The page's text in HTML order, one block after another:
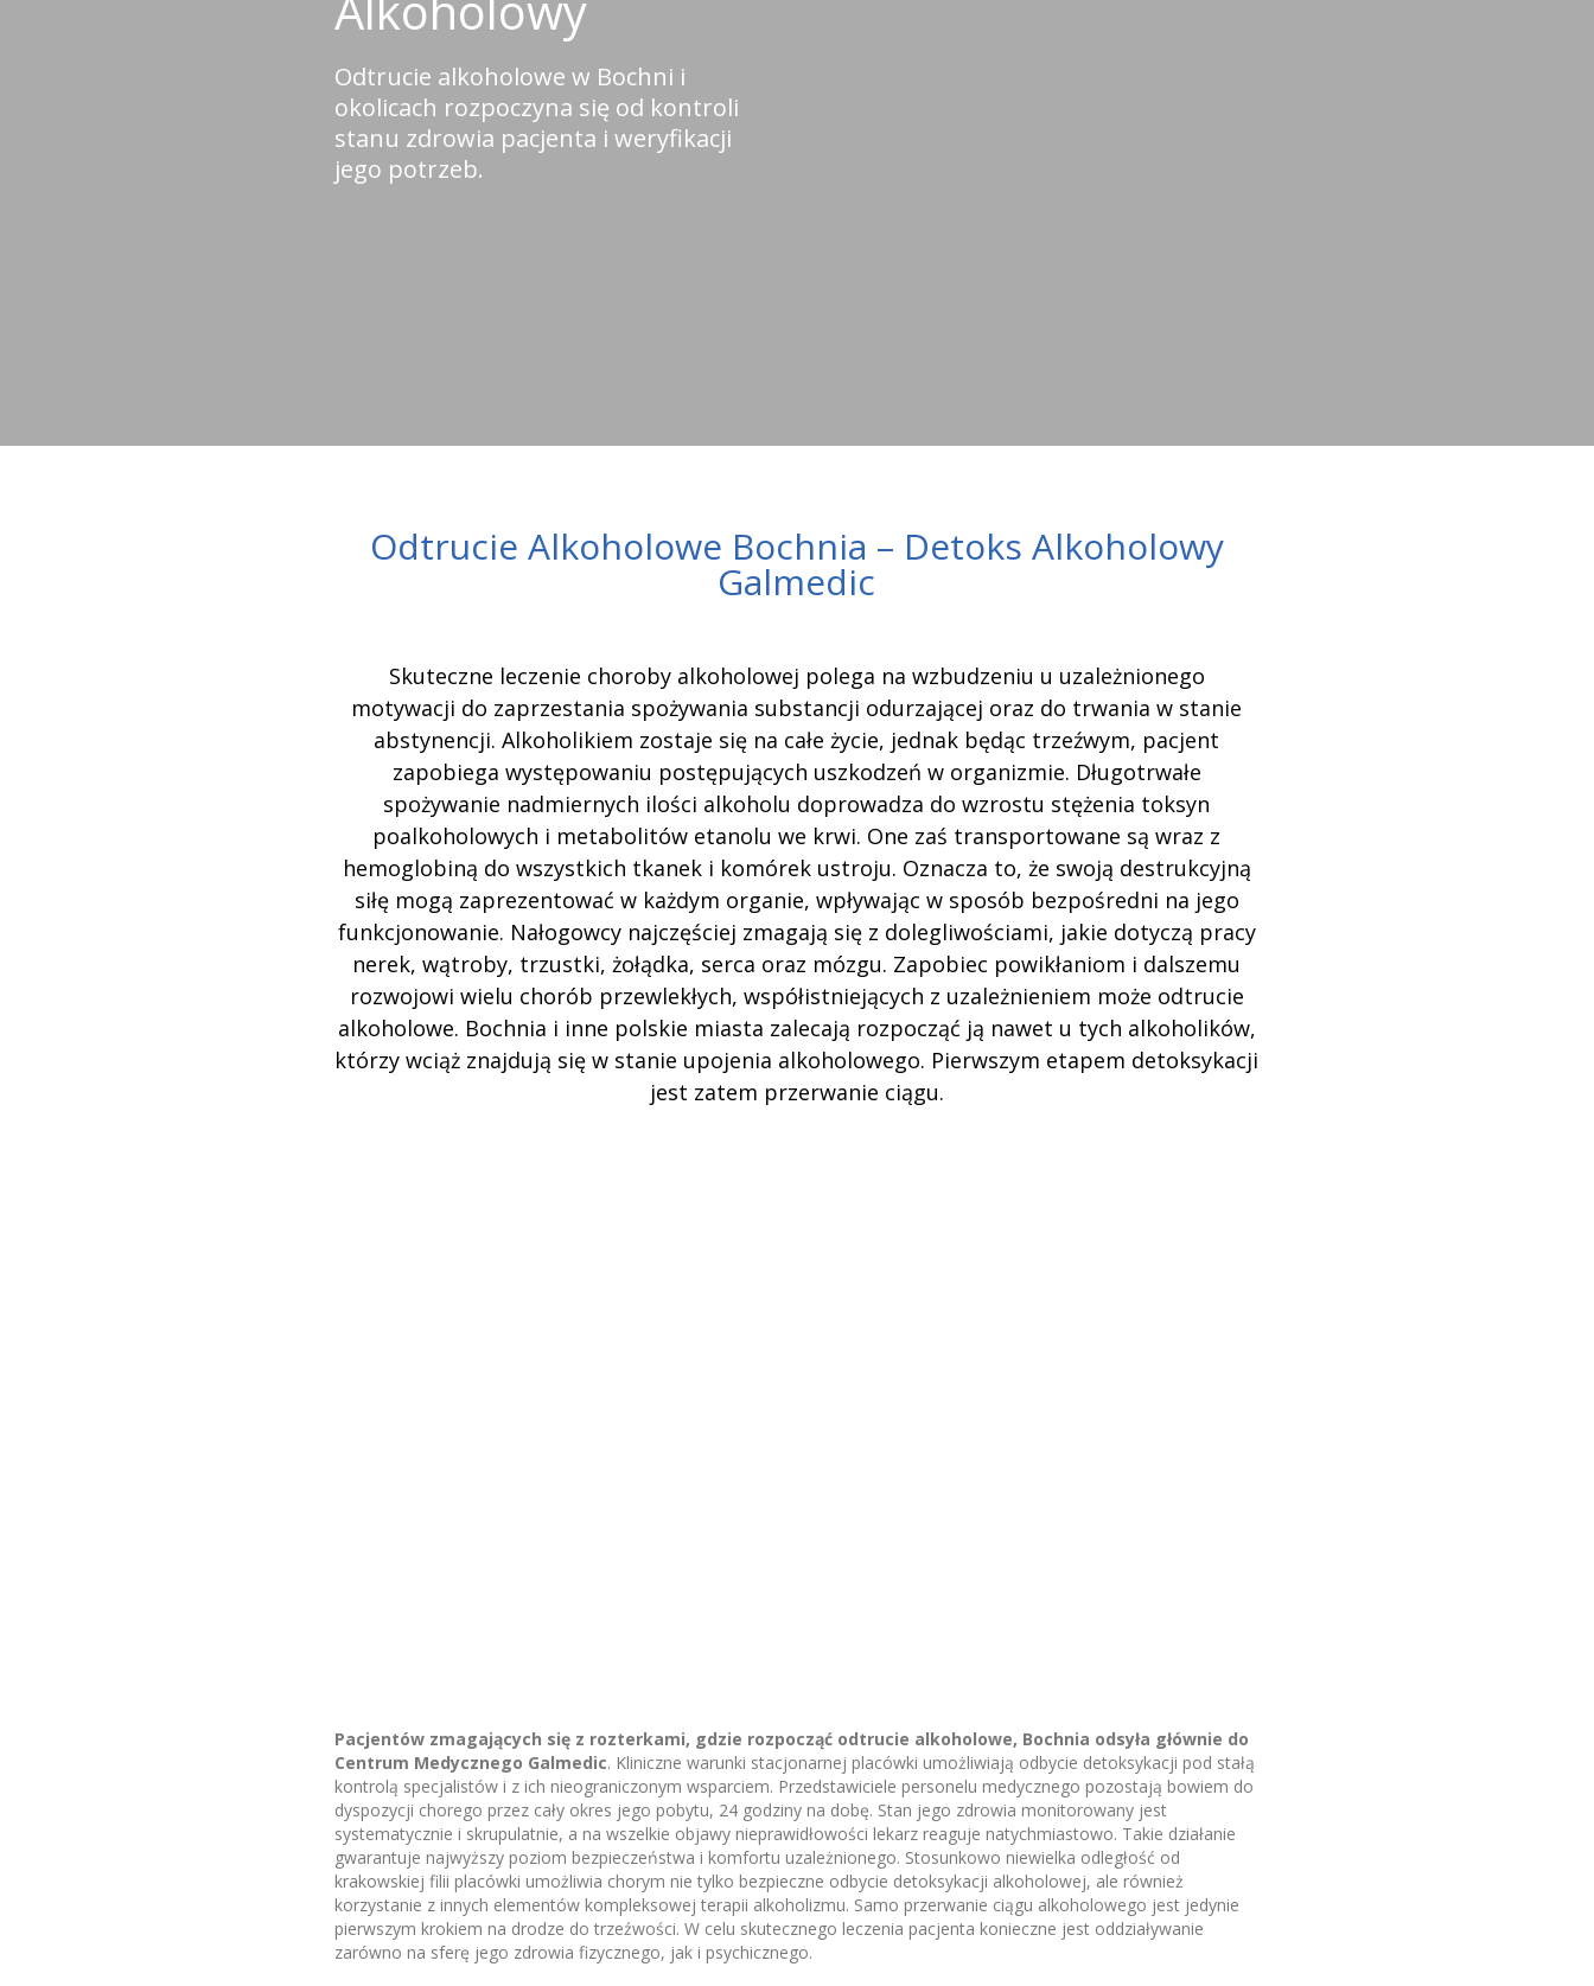
Odtrucie alkoholowe w Bochni i
okolicach rozpoczyna się od kontroli
stanu zdrowia pacjenta i weryfikacji
jego potrzeb.
Odtrucie Alkoholowe Bochnia – Detoks Alkoholowy
Galmedic
Skuteczne leczenie choroby alkoholowej polega na wzbudzeniu u uzależnionego
motywacji do zaprzestania spożywania substancji odurzającej oraz do trwania w stanie
abstynencji. Alkoholikiem zostaje się na całe życie, jednak będąc trzeźwym, pacjent
zapobiega występowaniu postępujących uszkodzeń w organizmie. Długotrwałe
spożywanie nadmiernych ilości alkoholu doprowadza do wzrostu stężenia toksyn
poalkoholowych i metabolitów etanolu we krwi. One zaś transportowane są wraz z
hemoglobiną do wszystkich tkanek i komórek ustroju. Oznacza to, że swoją destrukcyjną
siłę mogą zaprezentować w każdym organie, wpływając w sposób bezpośredni na jego
funkcjonowanie. Nałogowcy najczęściej zmagają się z dolegliwościami, jakie dotyczą pracy
nerek, wątroby, trzustki, żołądka, serca oraz mózgu. Zapobiec powikłaniom i dalszemu
rozwojowi wielu chorób przewlekłych, współistniejących z uzależnieniem może odtrucie
alkoholowe. Bochnia i inne polskie miasta zalecają rozpocząć ją nawet u tych alkoholików,
którzy wciąż znajdują się w stanie upojenia alkoholowego. Pierwszym etapem detoksykacji
jest zatem przerwanie ciągu.
Pacjentów zmagających się z rozterkami, gdzie rozpocząć odtrucie alkoholowe, Bochnia odsyła głównie do
Centrum Medycznego Galmedic. Kliniczne warunki stacjonarnej placówki umożliwiają odbycie detoksykacji pod stałą
kontrolą specjalistów i z ich nieograniczonym wsparciem. Przedstawiciele personelu medycznego pozostają bowiem do
dyspozycji chorego przez cały okres jego pobytu, 24 godziny na dobę. Stan jego zdrowia monitorowany jest
systematycznie i skrupulatnie, a na wszelkie objawy nieprawidłowości lekarz reaguje natychmiastowo. Takie działanie
gwarantuje najwyższy poziom bezpieczeństwa i komfortu uzależnionego. Stosunkowo niewielka odległość od
krakowskiej filii placówki umożliwia chorym nie tylko bezpieczne odbycie detoksykacji alkoholowej, ale również
korzystanie z innych elementów kompleksowej terapii alkoholizmu. Samo przerwanie ciągu alkoholowego jest jedynie
pierwszym krokiem na drodze do trzeźwości. W celu skutecznego leczenia pacjenta konieczne jest oddziaływanie
zarówno na sferę jego zdrowia fizycznego, jak i psychicznego.